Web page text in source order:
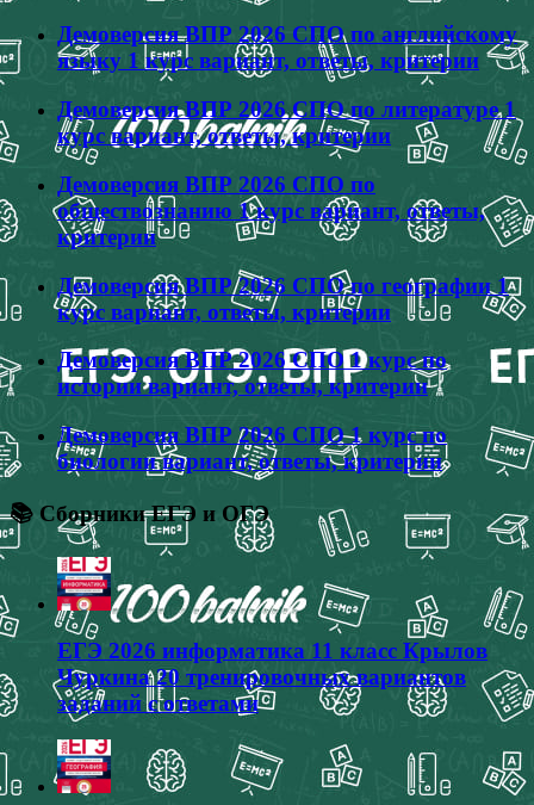
Демоверсия ВПР 2026 СПО по английскому
языку 1 курс вариант, ответы, критерии
Демоверсия ВПР 2026 СПО по литературе 1
курс вариант, ответы, критерии
Демоверсия ВПР 2026 СПО по
обществознанию 1 курс вариант, ответы,
критерии
Демоверсия ВПР 2026 СПО по географии 1
курс вариант, ответы, критерии
Демоверсия ВПР 2026 СПО 1 курс по
истории вариант, ответы, критерии
Демоверсия ВПР 2026 СПО 1 курс по
биологии вариант, ответы, критерии
📚 Сборники ЕГЭ и ОГЭ
ЕГЭ 2026 информатика 11 класс Крылов
Чуркина 20 тренировочных вариантов
заданий с ответами